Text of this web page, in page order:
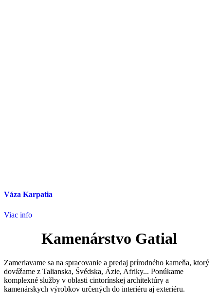
Váza Karpatia
Viac info
Kamenárstvo Gatial
Zameriavame sa na spracovanie a predaj prírodného kameňa, ktorý
dovážame z Talianska, Švédska, Ázie, Afriky... Ponúkame
komplexné služby v oblasti cintorínskej architektúry a
kamenárskych výrobkov určených do interiéru aj exteriéru.